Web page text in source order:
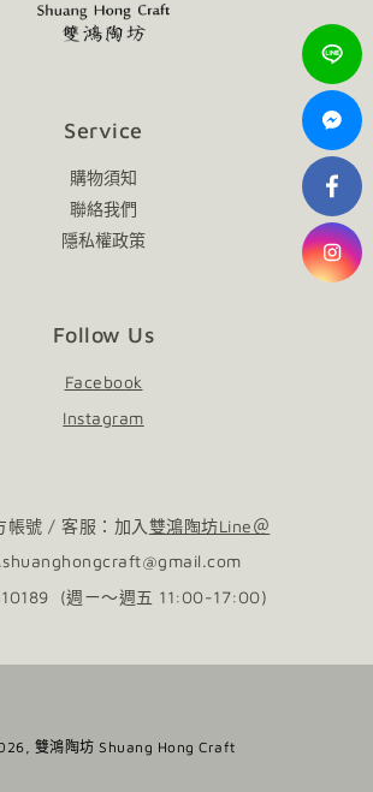
Service
購物須知
聯絡我們
隱私權政策
Follow Us
Facebook
Instagram
帳號 / 客服：加入 雙鴻陶坊Line＠
(週ㄧ～週五 11:00-17:00)
雙鴻陶坊 Shuang Hong Craft